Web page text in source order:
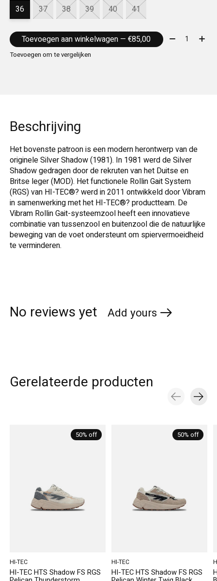
36 37 38 39 40 41
Toevoegen aan winkelwagen — €85,00 Aantal:
Toevoegen om te vergelijken
Beschrijving
Het bovenste patroon is een modern herontwerp van de
originele Silver Shadow (1981). In 1981 werd de Silver
Shadow gedragen door de rekruten van het Duitse en
Britse leger (MOD). Het functionele Rollin Gait System
(RGS) van HI-TEC®? werd in 2011 ontwikkeld door Vibram
in samenwerking met het HI-TEC®? productteam. De
Vibram Rollin Gait-systeemzool heeft een innovatieve
combinatie van tussenzool en buitenzool die de natuurlijke
beweging van de voet ondersteunt om spiervermoeidheid
te verminderen.
No reviews yet Add yours
Gerelateerde producten
50% off
HI-TEC
HI-TEC HTS Shadow FS RGS
50% off
HI-TEC
HI-TEC HTS Shadow FS RGS